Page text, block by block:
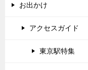
お出かけ
アクセスガイド
東京駅特集